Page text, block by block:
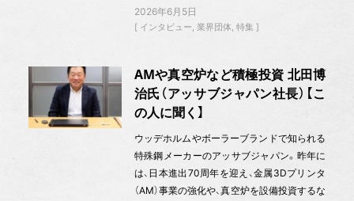
2026年6月5日
インタビュー 業界団体 特集
AMや真空炉など積極投資 北田博
治氏（アッサブジャパン社長）【こ
の人に聞く】
ウッデホルムやボーラーブランドで知られる
特殊鋼メーカーのアッサブジャパン。昨年に
は、日本進出70周年を迎え、金属3Dプリンタ
（AM）事業の強化や、真空炉を設備投資するな